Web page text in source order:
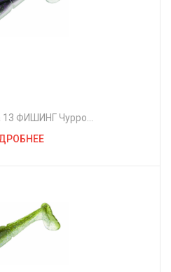
13 ФИШИНГ Чурро